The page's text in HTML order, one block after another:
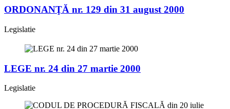
ORDONANŢĂ nr. 129 din 31 august 2000
Legislatie
LEGE nr. 24 din 27 martie 2000
Legislatie